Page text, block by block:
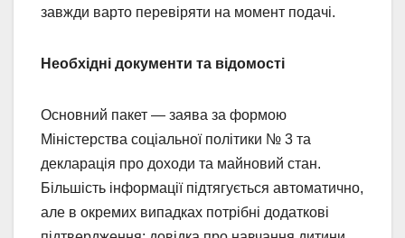
завжди варто перевіряти на момент подачі.
Необхідні документи та відомості
Основний пакет — заява за формою
Міністерства соціальної політики № 3 та
декларація про доходи та майновий стан.
Більшість інформації підтягується автоматично,
але в окремих випадках потрібні додаткові